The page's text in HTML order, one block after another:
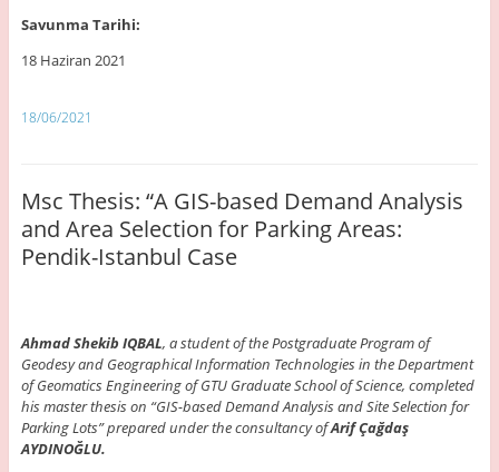
Savunma Tarihi:
18 Haziran 2021
18/06/2021
Msc Thesis: “A GIS-based Demand Analysis
and Area Selection for Parking Areas:
Pendik-Istanbul Case
Ahmad Shekib IQBAL, a student of the Postgraduate Program of
Geodesy and Geographical Information Technologies in the Department
of Geomatics Engineering of GTU Graduate School of Science, completed
his master thesis on “GIS-based Demand Analysis and Site Selection for
Parking Lots” prepared under the consultancy ofArif Çağdaş
AYDINOĞLU.